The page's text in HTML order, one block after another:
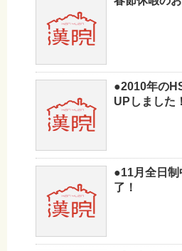
●2010年の
UPしました！
●11月全日
了！